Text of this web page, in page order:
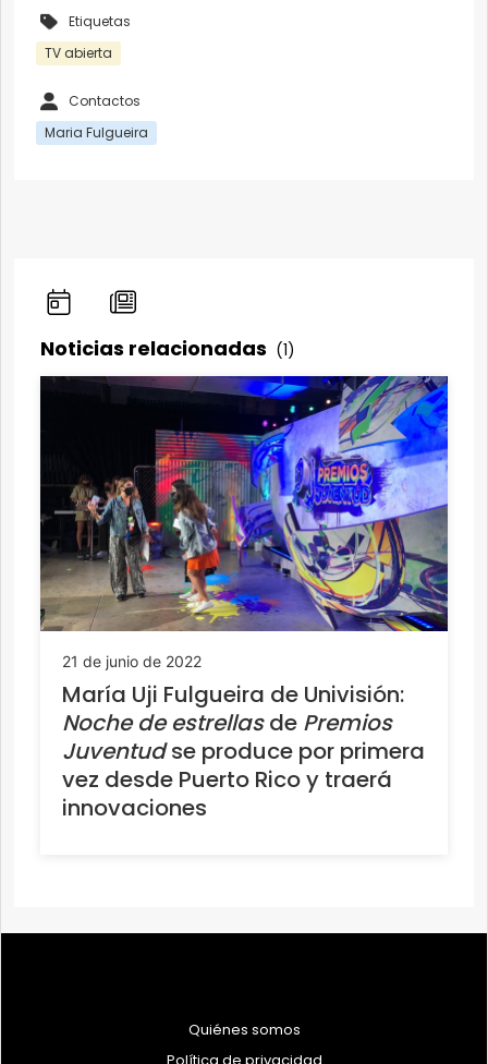
Etiquetas
TV abierta
Contactos
Maria Fulgueira
Noticias relacionadas (1)
21 de junio de 2022
María Uji Fulgueira de Univisión:
Noche de estrellasde Premios
Juventudse produce por primera
vez desde Puerto Rico y traerá
innovaciones
Quiénes somos